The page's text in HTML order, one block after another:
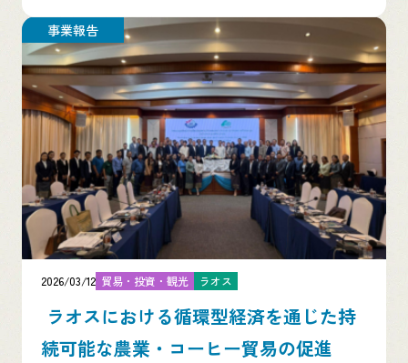
事業報告
2026/03/12 貿易・投資・観光 ラオス
ラオスにおける循環型経済を通じた持
続可能な農業・コーヒー貿易の促進